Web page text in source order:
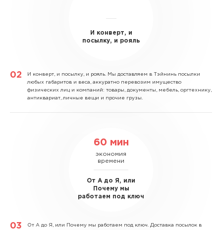
И конверт, и
посылку, и рояль
И конверт, и посылку, и рояль.
Мы доставляем в Тэйнинь посылки
любых габаритов и веса, аккуратно перевозим имущество
физических лиц и компаний: товары, документы, мебель, оргтехнику,
антиквариат, личные вещи и прочие грузы.
60 мин
экономия
времени
От А до Я, или
Почему мы
работаем под ключ
От А до Я, или Почему мы работаем под ключ.
Доставка посылок в